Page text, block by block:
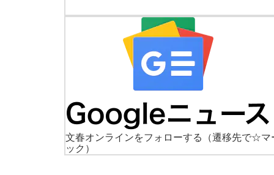
文春オンラインをフォローする
（遷移先で☆マ
ック）